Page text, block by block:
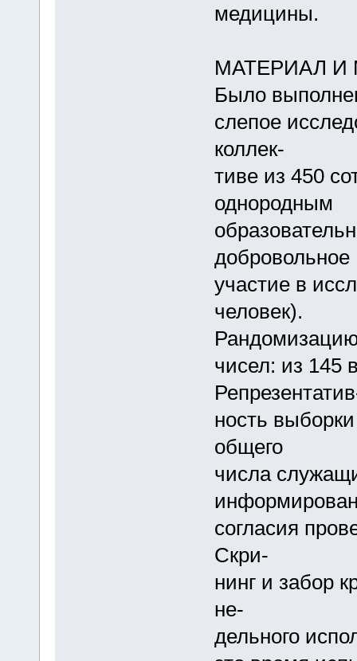
медицины.
МАТЕРИАЛ
Было
слепое
коллек-
тиве из 450
однородным
добровольное
участие в
человек).
чисел: из 145
ность
общего
числа
согласия
Скри-
нинг и забор
не-
дельного